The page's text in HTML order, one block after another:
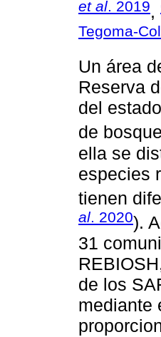
et al. 2019,
Tegoma-
Un área
Reserva
del
de
ella se
especies
tienen
al. 2020).
31
de los
mediante